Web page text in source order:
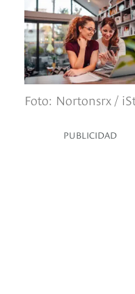
Foto: Nortonsrx /
PUBLICIDAD